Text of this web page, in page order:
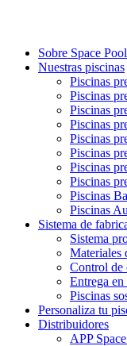
Sobre Space
Nuestras piscinas
Piscinas
Piscinas
Piscinas
Piscinas
Piscinas
Piscinas
Piscinas
Piscinas
Piscinas
Piscinas
Sistema de
Sistema
Materiales
Control de
Entrega en
Piscinas
Personaliza tu
Distribuidores
APP